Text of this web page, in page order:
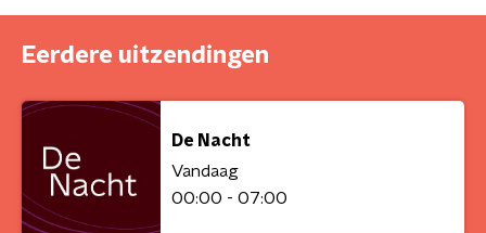
Eerdere uitzendingen
De Nacht
Vandaag
00:00 - 07:00